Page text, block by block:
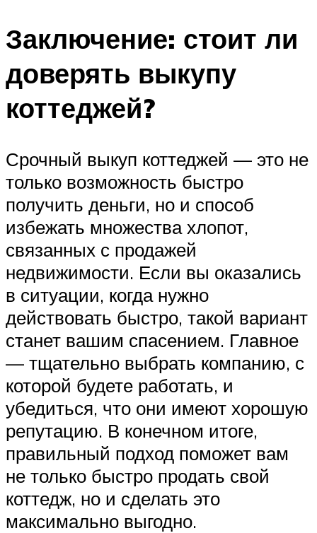
Заключение: стоит ли
доверять выкупу
коттеджей?
Срочный выкуп коттеджей — это не
только возможность быстро
получить деньги, но и способ
избежать множества хлопот,
связанных с продажей
недвижимости. Если вы оказались
в ситуации, когда нужно
действовать быстро, такой вариант
станет вашим спасением. Главное
— тщательно выбрать компанию, с
которой будете работать, и
убедиться, что они имеют хорошую
репутацию. В конечном итоге,
правильный подход поможет вам
не только быстро продать свой
коттедж, но и сделать это
максимально выгодно.